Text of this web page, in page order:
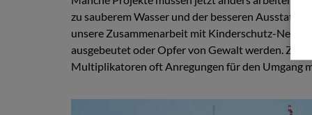
zu sauberem Wasser und der besseren
unsere Zusammenarbeit mit Kinderschutz-
ausgebeutet oder Opfer von Gewalt werden.
Multiplikatoren oft Anregungen für den Umgang